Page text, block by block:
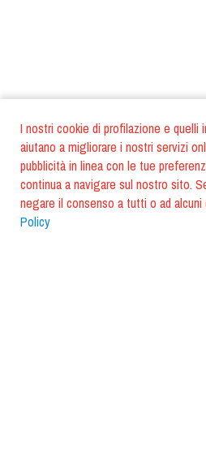
I nostri cookie di profilazione e quelli
aiutano a migliorare i nostri servizi
pubblicità in linea con le tue
continua a navigare sul nostro sito.
negare il consenso a tutti o ad alcuni
Policy
DOVE
TUOI